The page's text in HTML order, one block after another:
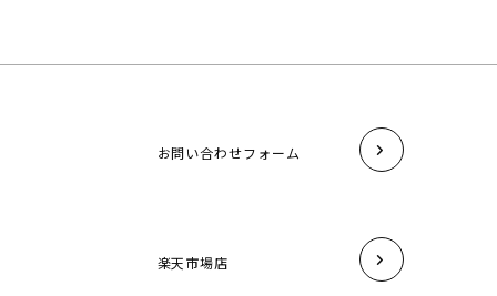
お問い合わせフォーム
楽天市場店